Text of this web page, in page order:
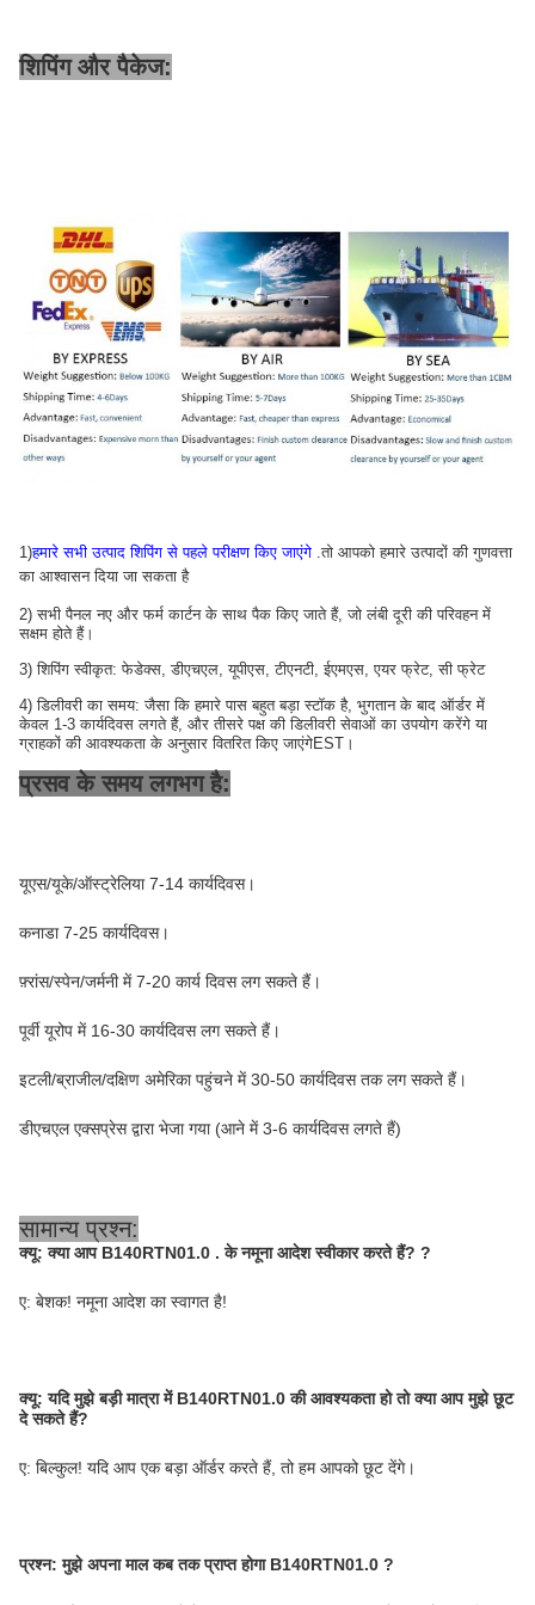
शिपिंग और पैकेज:
1)हमारे सभी उत्पाद शिपिंग से पहले परीक्षण किए जाएंगे .तो आपको हमारे उत्पादों की गुणवत्ता
का आश्वासन दिया जा सकता है
2) सभी पैनल नए और फर्म कार्टन के साथ पैक किए जाते हैं, जो लंबी दूरी की परिवहन में
सक्षम होते हैं।
3) शिपिंग स्वीकृत: फेडेक्स, डीएचएल, यूपीएस, टीएनटी, ईएमएस, एयर फ्रेट, सी फ्रेट
4) डिलीवरी का समय: जैसा कि हमारे पास बहुत बड़ा स्टॉक है, भुगतान के बाद ऑर्डर में
केवल 1-3 कार्यदिवस लगते हैं, और तीसरे पक्ष की डिलीवरी सेवाओं का उपयोग करेंगे या
ग्राहकों की आवश्यकता के अनुसार वितरित किए जाएंगेEST।
प्रसव के समय लगभग है:
यूएस/यूके/ऑस्ट्रेलिया 7-14 कार्यदिवस।
कनाडा 7-25 कार्यदिवस।
फ़्रांस/स्पेन/जर्मनी में 7-20 कार्य दिवस लग सकते हैं।
पूर्वी यूरोप में 16-30 कार्यदिवस लग सकते हैं।
इटली/ब्राजील/दक्षिण अमेरिका पहुंचने में 30-50 कार्यदिवस तक लग सकते हैं।
डीएचएल एक्सप्रेस द्वारा भेजा गया (आने में 3-6 कार्यदिवस लगते हैं)
सामान्य प्रश्न:
क्यू: क्या आप B140RTN01.0 . के नमूना आदेश स्वीकार करते हैं? ?
ए: बेशक! नमूना आदेश का स्वागत है!
क्यू: यदि मुझे बड़ी मात्रा में B140RTN01.0 की आवश्यकता हो तो क्या आप मुझे छूट
दे सकते हैं?
ए: बिल्कुल! यदि आप एक बड़ा ऑर्डर करते हैं, तो हम आपको छूट देंगे।
प्रश्न: मुझे अपना माल कब तक प्राप्त होगा B140RTN01.0 ?